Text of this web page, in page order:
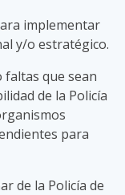
implementar
y/o estratégico.
faltas que sean
de la Policía
para
de la Policía de